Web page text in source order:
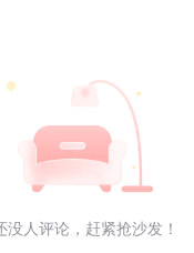
没人评论，赶紧抢沙发！